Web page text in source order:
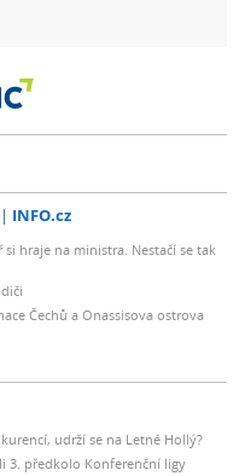
INFO.cz
si hraje na ministra. Nestačí se tak
Čechů a Onassisova ostrova
udrží se na Letné Hollý?
3. předkolo Konferenční ligy